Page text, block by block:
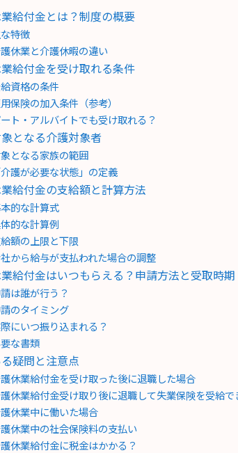
給付金とは？制度の概要
特徴
休業と介護休暇の違い
給付金を受け取れる条件
資格の条件
保険の加入条件（参考）
ト・アルバイトでも受け取れる？
となる介護対象者
となる家族の範囲
介護が必要な状態」の定義
給付金の支給額と計算方法
的な計算式
的な計算例
額の上限と下限
から給与が支払われた場合の調整
給付金はいつもらえる？申請方法と受取時期
は誰が行う？
のタイミング
にいつ振り込まれる？
な書類
疑問と注意点
休業給付金を受け取った後に退職した場合
休業給付金受け取り後に退職して失業保険を受給で
休業中に働いた場合
休業中の社会保険料の支払い
休業給付金に税金はかかる？